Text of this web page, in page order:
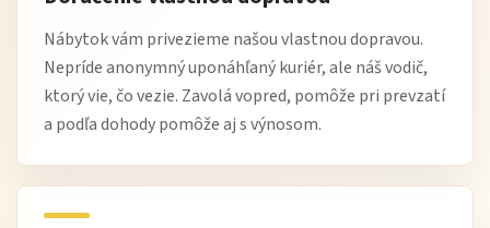
Nábytok vám privezieme našou vlastnou dopravou.
Nepríde anonymný uponáhľaný kuriér, ale náš vodič,
ktorý vie, čo vezie. Zavolá vopred, pomôže pri prevzatí
a podľa dohody pomôže aj s výnosom.